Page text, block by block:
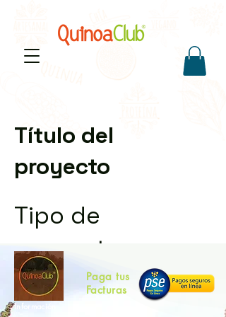
Título del
proyecto
Tipo de
proyecto
Fotografía
Información
Paga tus
Facturas